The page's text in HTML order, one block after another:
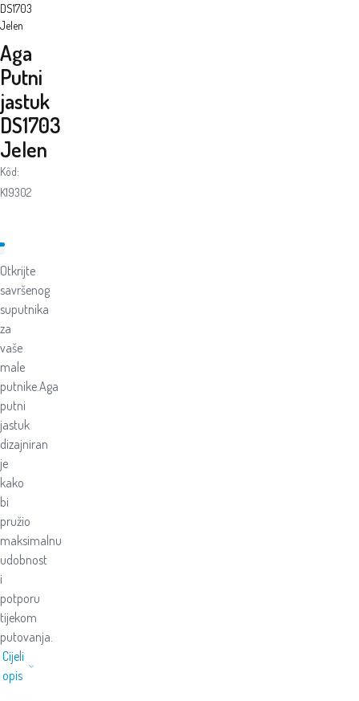
DS1703
Jelen
Aga
Putni
jastuk
DS1703
Jelen
Kôd:
K19302
Otkrijte
savršenog
suputnika
za
vaše
male
putnike.Aga
putni
jastuk
dizajniran
je
kako
bi
pružio
maksimalnu
udobnost
i
potporu
tijekom
putovanja.
Cijeli
opis